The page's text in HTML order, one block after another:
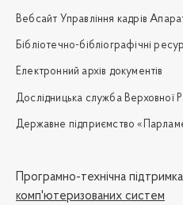
Вебсайт Управління кадрів
Бібліотечно-бібліографічні
Електронний архів документів
Дослідницька служба Верховної
Державне підприємство
Програмно-технічна
комп'ютеризованих систем